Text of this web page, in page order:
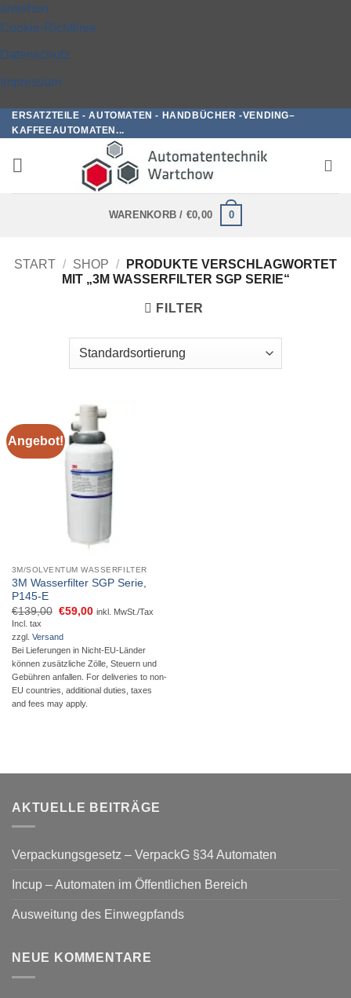
ansehen
Cookie-Richtlinie
Datenschutz
Impressum
Zum
Inhalt
springen
ERSATZTEILE - AUTOMATEN - HANDBÜCHER -VENDING–
KAFFEEAUTOMATEN...
WARENKORB / €0,00 0
START / SHOP /
PRODUKTE VERSCHLAGWORTET
MIT „3M WASSERFILTER SGP SERIE“
FILTER
Angebot!
3M/SOLVENTUM WASSERFILTER
3M Wasserfilter SGP Serie,
P145-E
€139,00 Ursprünglicher
Preis
€139,00
€59,00Aktueller
inkl. MwSt./Tax
Incl. tax
zzgl. Versand
Bei Lieferungen in Nicht-EU-Länder
können zusätzliche Zölle, Steuern und
Gebühren anfallen. For deliveries to non-
EU countries, additional duties, taxes
and fees may apply.
AKTUELLE BEITRÄGE
Verpackungsgesetz – VerpackG §34 Automaten
Incup – Automaten im Öffentlichen Bereich
Ausweitung des Einwegpfands
NEUE KOMMENTARE